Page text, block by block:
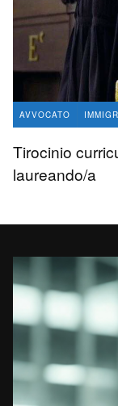
AVVOCATO
Tirocinio
laureando/a